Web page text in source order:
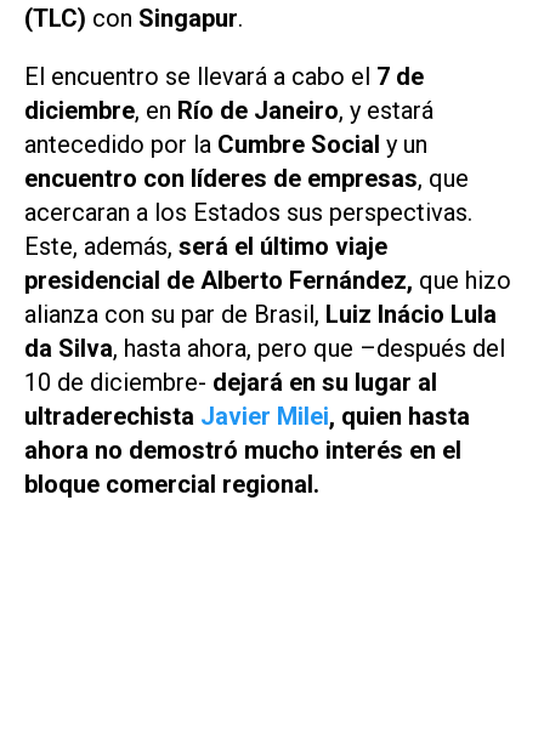
(TLC) con Singapur.
El encuentro se llevará a cabo el 7 de
diciembre, en Río de Janeiro, y estará
antecedido por la Cumbre Social y un
encuentro con líderes de empresas, que
acercaran a los Estados sus perspectivas.
Este, además, será el último viaje
presidencial de Alberto Fernández, que hizo
alianza con su par de Brasil, Luiz Inácio Lula
da Silva, hasta ahora, pero que –después del
10 de diciembre- dejará en su lugar al
ultraderechista Javier Milei, quien hasta
ahora no demostró mucho interés en el
bloque comercial regional.